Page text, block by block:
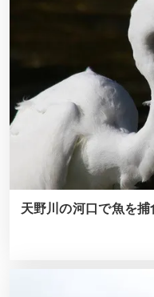
天野川の河口で魚を捕